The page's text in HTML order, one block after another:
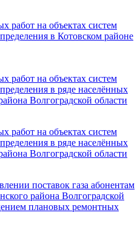
работ на объектах систем
в Котовском районе
работ на объектах систем
в ряде населённых
Волгоградской области
работ на объектах систем
в ряде населённых
Волгоградской области
поставок газа абонентам
района Волгоградской
плановых ремонтных